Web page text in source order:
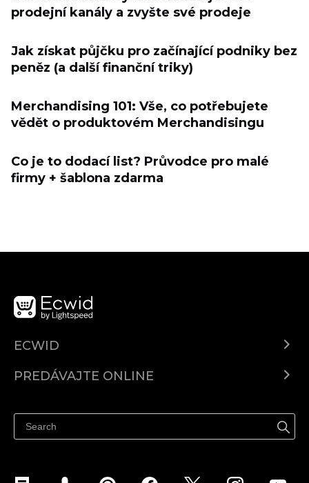
prodejní kanály a zvyšte své prodeje
Jak získat půjčku pro začínající podniky bez
peněz (a další finanční triky)
Merchandising 101: Vše, co potřebujete
vědět o produktovém Merchandisingu
Co je to dodací list? Průvodce pro malé
firmy + šablona zdarma
ECWID
Cenník
PREDÁVAJTE ONLINE
Predávajte na Facebook
Predávať na Instagram